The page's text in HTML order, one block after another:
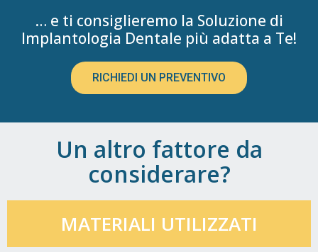
… e ti consiglieremo la Soluzione di
Implantologia Dentale più adatta a Te!
RICHIEDI UN PREVENTIVO
Un altro fattore da
considerare?
MATERIALI UTILIZZATI